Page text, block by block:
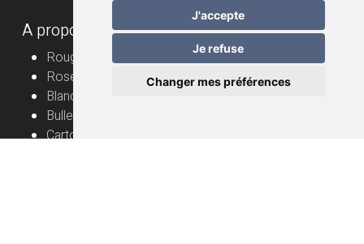
J'accepte
Je refuse
Changer mes préférences
A propos
Rouge
Rosé
Blanc
Bulles
Cartons